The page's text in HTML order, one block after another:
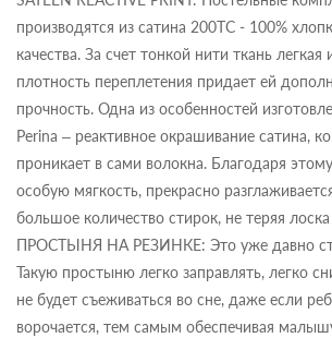
производятся из сатина 200ТС - 100%
качества. За счет тонкой нити ткань легкая
плотность переплетения придает ей
прочность. Одна из особенностей
Perina – реактивное окрашивание сатина,
проникает в сами волокна. Благодаря
особую мягкость, прекрасно
большое количество стирок, не теряя
ПРОСТЫНЯ НА РЕЗИНКЕ: Это уже давно
Такую простыню легко заправлять, легко
не будет съеживаться во сне, даже если
ворочается, тем самым обеспечивая